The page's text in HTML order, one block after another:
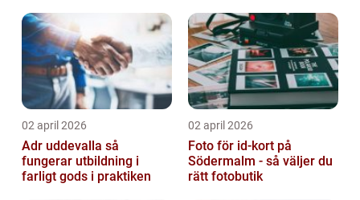
02 april 2026
Adr uddevalla så
fungerar utbildning i
farligt gods i praktiken
02 april 2026
Foto för id-kort på
Södermalm - så väljer du
rätt fotobutik